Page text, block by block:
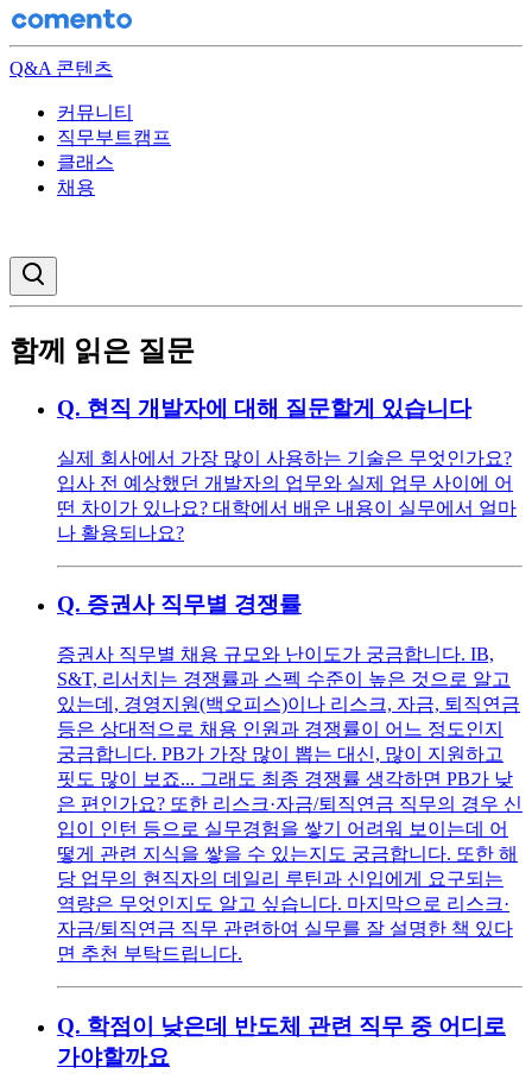
Q&A 콘텐츠
커뮤니티
직무부트캠프
클래스
채용
함께 읽은 질문
Q. 현직 개발자에 대해 질문할게 있습니다
실제 회사에서 가장 많이 사용하는 기술은 무엇인가요?
입사 전 예상했던 개발자의 업무와 실제 업무 사이에 어
떤 차이가 있나요? 대학에서 배운 내용이 실무에서 얼마
나 활용되나요?
Q. 증권사 직무별 경쟁률
증권사 직무별 채용 규모와 난이도가 궁금합니다. IB,
S&T, 리서치는 경쟁률과 스펙 수준이 높은 것으로 알고
있는데, 경영지원(백오피스)이나 리스크, 자금, 퇴직연금
등은 상대적으로 채용 인원과 경쟁률이 어느 정도인지
궁금합니다. PB가 가장 많이 뽑는 대신, 많이 지원하고
핏도 많이 보죠... 그래도 최종 경쟁률 생각하면 PB가 낮
은 편인가요? 또한 리스크·자금/퇴직연금 직무의 경우 신
입이 인턴 등으로 실무경험을 쌓기 어려워 보이는데 어
떻게 관련 지식을 쌓을 수 있는지도 궁금합니다. 또한 해
당 업무의 현직자의 데일리 루틴과 신입에게 요구되는
역량은 무엇인지도 알고 싶습니다. 마지막으로 리스크·
자금/퇴직연금 직무 관련하여 실무를 잘 설명한 책 있다
면 추천 부탁드립니다.
Q. 학점이 낮은데 반도체 관련 직무 중 어디로
가야할까요